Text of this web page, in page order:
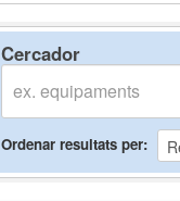
Cercador
Ordenar resultats per